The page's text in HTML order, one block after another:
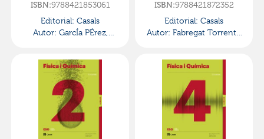
dernos eso
ISBN:9788421853061
Editorial: Casals
Autor: GarcÍa PÉrez,
ISBN:9788421872352
Editorial: Casals
Autor: Fabregat Torrents,